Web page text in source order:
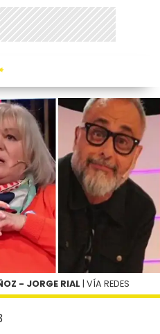
- JORGE RIAL | VÍA REDES